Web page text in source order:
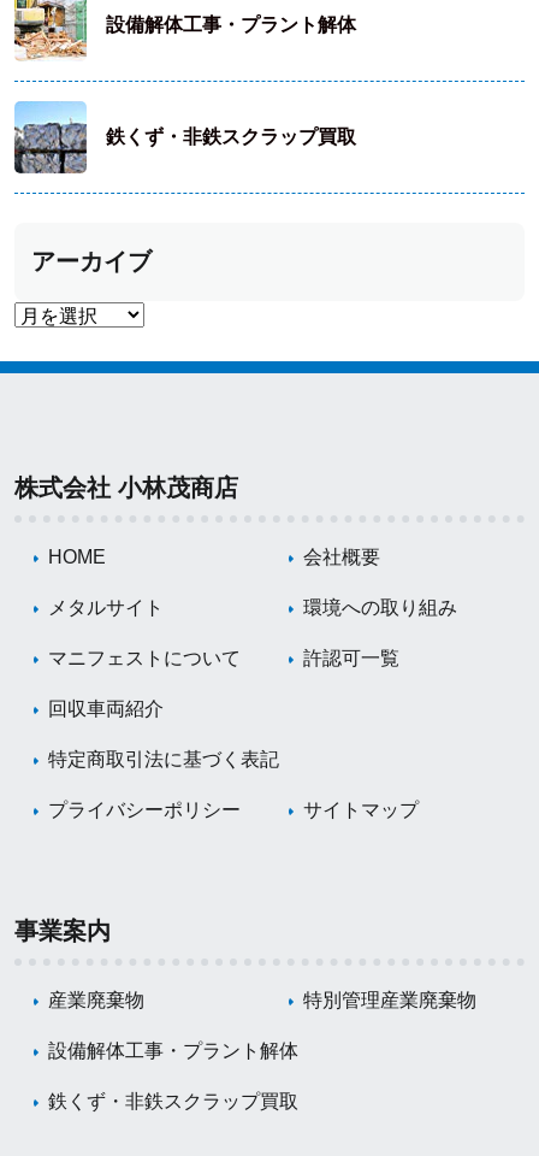
設備解体工事・プラント解体
鉄くず・非鉄スクラップ買取
アーカイブ
株式会社 小林茂商店
HOME 会社概要
メタルサイト 環境への取り組み
マニフェストについて 許認可一覧
回収車両紹介
特定商取引法に基づく表記
プライバシーポリシー サイトマップ
事業案内
産業廃棄物 特別管理産業廃棄物
設備解体工事・プラント解体
鉄くず・非鉄スクラップ買取